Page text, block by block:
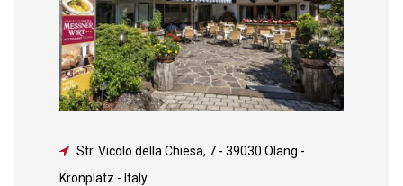
Str. Vicolo della Chiesa, 7- 39030 Olang -
Kronplatz - Italy